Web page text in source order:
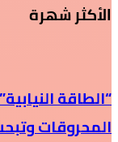
الأكثر شهرة
“الطاقة
المحروقات